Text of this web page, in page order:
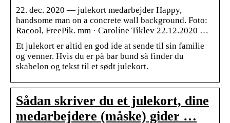
22. dec. 2020 — julekort medarbejder Happy,
handsome man on a concrete wall background. Foto:
Racool, FreePik. mm · Caroline Tiklev 22.12.2020 …
Et julekort er altid en god ide at sende til sin familie
og venner. Hvis du er på bar bund så finder du
skabelon og tekst til et sødt julekort.
Sådan skriver du et julekort, dine
medarbejdere (måske) gider …